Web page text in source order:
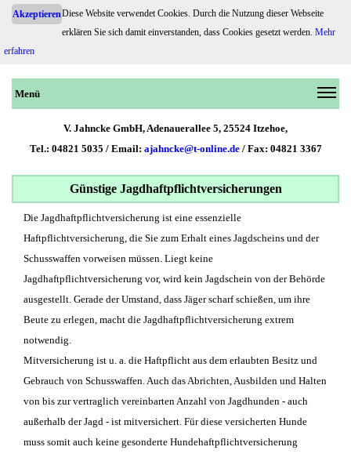
Menü
V. Jahncke GmbH, Adenauerallee 5, 25524 Itzehoe,
Tel.: 04821 5035 / Email: ajahncke@t-online.de/ Fax: 04821 3367
Günstige Jagdhaftpflichtversicherungen
Die Jagdhaftpflichtversicherung ist eine essenzielle
Haftpflichtversicherung, die Sie zum Erhalt eines Jagdscheins und der
Schusswaffen vorweisen müssen. Liegt keine
Jagdhaftpflichtversicherung vor, wird kein Jagdschein von der Behörde
ausgestellt. Gerade der Umstand, dass Jäger scharf schießen, um ihre
Beute zu erlegen, macht die Jagdhaftpflichtversicherung extrem
notwendig.
Mitversicherung ist u. a. die Haftpflicht aus dem erlaubten Besitz und
Gebrauch von Schusswaffen. Auch das Abrichten, Ausbilden und Halten
von bis zur vertraglich vereinbarten Anzahl von Jagdhunden - auch
außerhalb der Jagd - ist mitversichert. Für diese versicherten Hunde
muss somit auch keine gesonderte Hundehaftpflichtversicherung
AkzeptierenDiese Website verwendet Cookies. Durch die Nutzung dieser Webseite
erklären Sie sich damit einverstanden, dass Cookies gesetzt werden. Mehr
erfahren